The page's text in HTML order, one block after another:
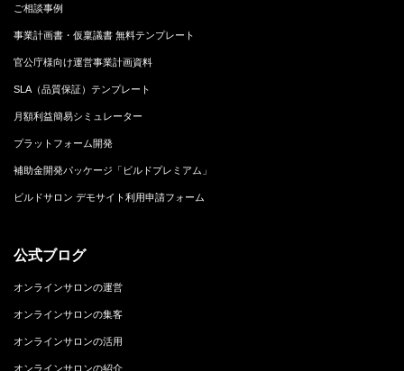
ご相談事例
事業計画書・仮稟議書 無料テンプレート
官公庁様向け運営事業計画資料
SLA（品質保証）テンプレート
月額利益簡易シミュレーター
プラットフォーム開発
補助金開発パッケージ「ビルドプレミアム」
ビルドサロン デモサイト利用申請フォーム
公式ブログ
オンラインサロンの運営
オンラインサロンの集客
オンラインサロンの活用
オンラインサロンの紹介